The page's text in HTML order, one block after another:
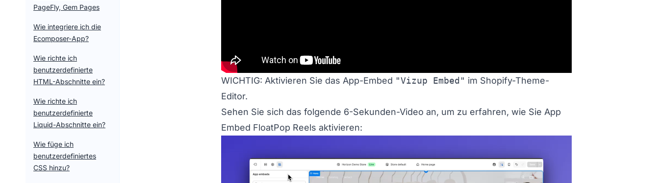
PageFly, Gem Pages
Wie integriere ich die
Ecomposer-App?
Wie richte ich
benutzerdefinierte
HTML-Abschnitte ein?
Wie richte ich
benutzerdefinierte
Liquid-Abschnitte ein?
Wie füge ich
benutzerdefiniertes
CSS hinzu?
WICHTIG: Aktivieren Sie das App-Embed "Vizup Embed" im Shopify-Theme-
Editor.
Sehen Sie sich das folgende 6-Sekunden-Video an, um zu erfahren, wie Sie App
Embed FloatPop Reels aktivieren: